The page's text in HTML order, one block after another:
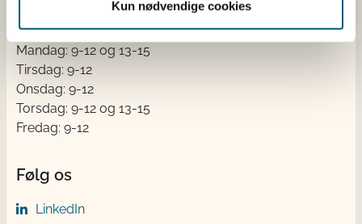
Kun nødvendige cookies
Åben:
Mandag: 9-12 og 13-15
Tirsdag: 9-12
Onsdag: 9-12
Torsdag: 9-12 og 13-15
Fredag: 9-12
Følg os
LinkedIn